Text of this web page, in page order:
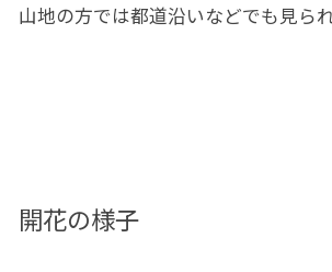
山地の方では都道沿いなどでも見られ
開花の様子